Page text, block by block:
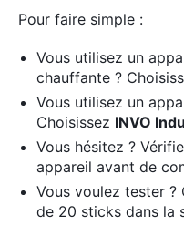
Pour faire simple :
Vous utilisez un
chauffante ?
Vous utilisez un
Choisissez INVO
Vous hésitez ?
appareil avant de
Vous voulez tester ?
de 20 sticks dans la